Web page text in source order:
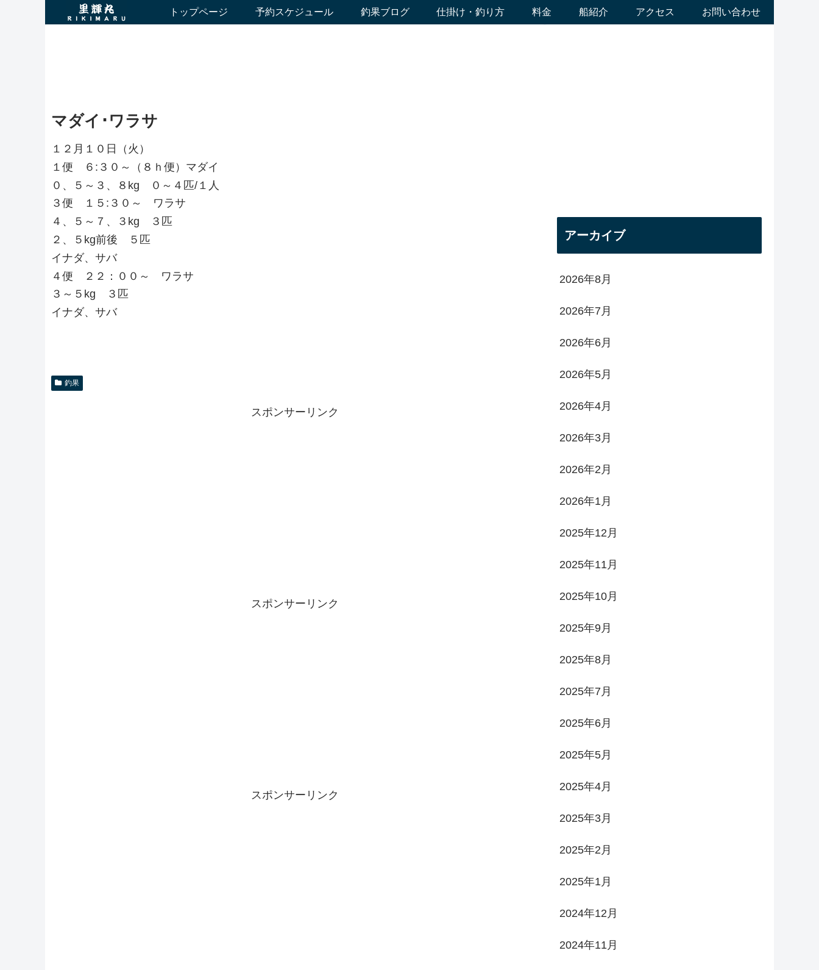
トップページ 予約スケジュール 釣果ブログ 仕掛け・釣り方 料金 船紹介 アクセス お問い合わせ
マダイ･ワラサ
１２月１０日（火）
１便 ６:３０～（８ｈ便）マダイ
０、５～３、８kg ０～４匹/１人
３便 １５:３０～ ワラサ
４、５～７、３kg ３匹
２、５kg前後 ５匹
イナダ、サバ
４便 ２２：００～ ワラサ
３～５kg ３匹
イナダ、サバ
釣果
スポンサーリンク
スポンサーリンク
スポンサーリンク
アーカイブ
2026年8月
2026年7月
2026年6月
2026年5月
2026年4月
2026年3月
2026年2月
2026年1月
2025年12月
2025年11月
2025年10月
2025年9月
2025年8月
2025年7月
2025年6月
2025年5月
2025年4月
2025年3月
2025年2月
2025年1月
2024年12月
2024年11月